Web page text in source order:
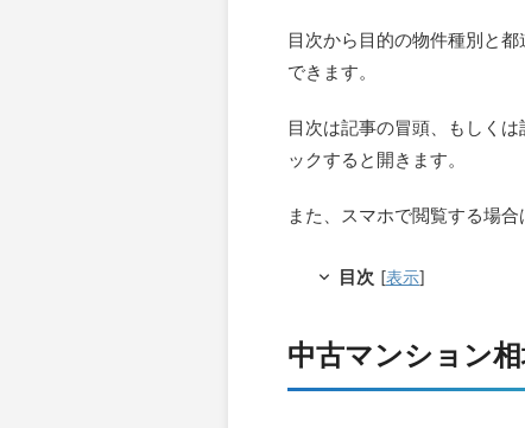
目次から目的の物件種別と
できます。
目次は記事の冒頭、もしく
ックすると開きます。
また、スマホで閲覧する場
目次 [表示]
中古マンション